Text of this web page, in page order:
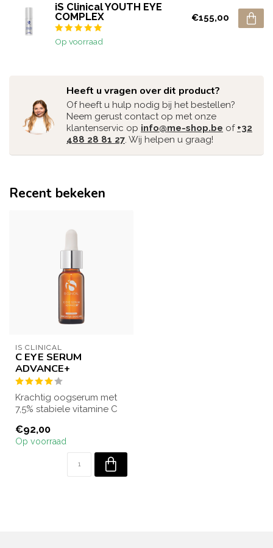
iS Clinical YOUTH EYE
COMPLEX
Op voorraad
€155,00
Heeft u vragen over dit product?
Of heeft u hulp nodig bij het bestellen?
Neem gerust contact op met onze
klantenservic op info@me-shop.be of +32
488 28 81 27. Wij helpen u graag!
Recent bekeken
IS CLINICAL
C EYE SERUM
ADVANCE+
Krachtig oogserum met
7,5% stabiele vitamine C
ogen opfrist ...
€92,00
Op voorraad